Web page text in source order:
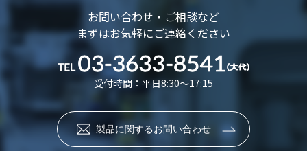
お問い合わせ・ご相談など
まずはお気軽にご連絡ください
受付時間：平日8:30～17:15
製品に関するお問い合わせ